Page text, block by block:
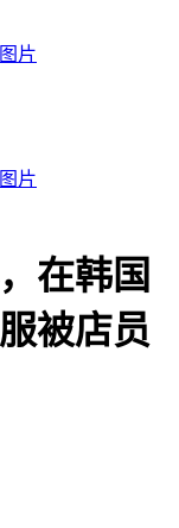
图片
图片
在韩国
被店员